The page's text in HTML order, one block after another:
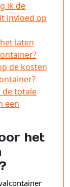
ik de
invloed op
laten
de kosten
de totale
een
het